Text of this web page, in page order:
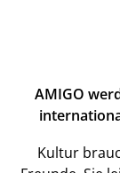
AMIGO
Kultur